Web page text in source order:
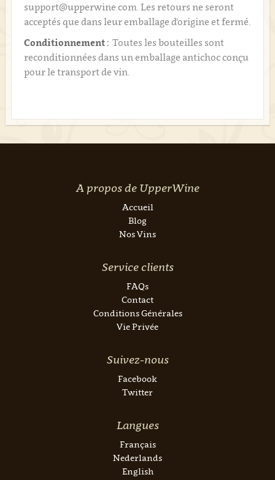
support@upperwine.com. Les retours ne seront
acceptés que dans leur emballage d'origine et fermé.
Conditionnement : Toutes les bouteilles sont
reconditionnées dans un emballage antichoc conçu
pour le transport de vin.
A propos de UpperWine
Accueil
Blog
Nos Vins
Service clients
FAQs
Contact
Conditions Générales
Vie Privée
Suivez-nous
Facebook
Twitter
Langues
Français
Nederlands
English